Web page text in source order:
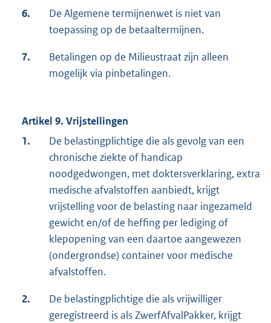
6.
De Algemene termijnenwet is niet van
toepassing op de betaaltermijnen.
7.
Betalingen op de Milieustraat zijn alleen
mogelijk via pinbetalingen.
Artikel 9. Vrijstellingen
1.
De belastingplichtige die als gevolg van een
chronische ziekte of handicap
noodgedwongen, met doktersverklaring, extra
medische afvalstoffen aanbiedt, krijgt
vrijstelling voor de belasting naar ingezameld
gewicht en/of de heffing per lediging of
klepopening van een daartoe aangewezen
(ondergrondse) container voor medische
afvalstoffen.
2.
De belastingplichtige die als vrijwilliger
geregistreerd is als ZwerfAfvalPakker, krijgt